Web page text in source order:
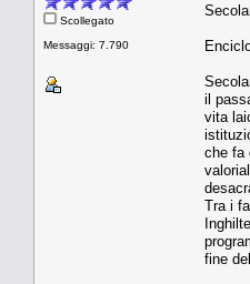
Scollegato
Messaggi: 7.790
il
vita
che fa
Tra i
fine